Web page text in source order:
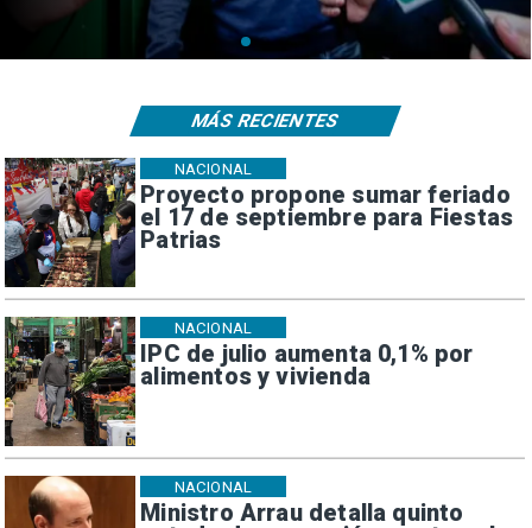
Proyecto propone sumar feriado
el 17 de septiembre para Fiestas
Patrias
NACIONAL
IPC de julio aumenta 0,1% por
alimentos y vivienda
NACIONAL
Ministro Arrau detalla quinto
NACIONAL
MÁS RECIENTES